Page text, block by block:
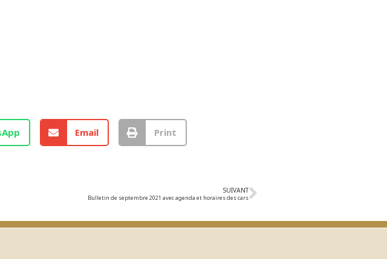
Email Print
SUIVANT
Bulletin de septembre 2021 avec agenda et horaires des cars